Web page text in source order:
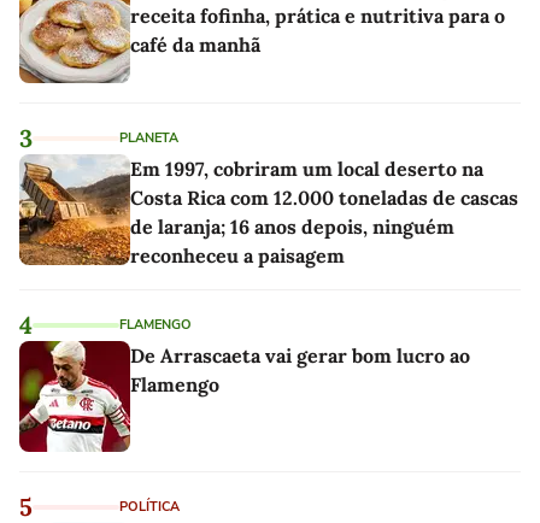
receita fofinha, prática e nutritiva para o
café da manhã
3 PLANETA
Em 1997, cobriram um local deserto na
Costa Rica com 12.000 toneladas de cascas
de laranja; 16 anos depois, ninguém
reconheceu a paisagem
4 FLAMENGO
De Arrascaeta vai gerar bom lucro ao
Flamengo
5 POLÍTICA